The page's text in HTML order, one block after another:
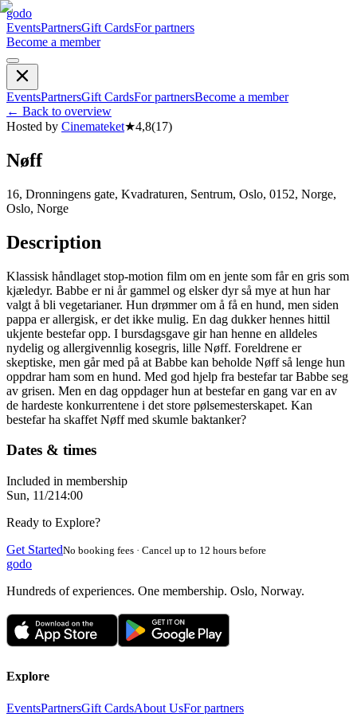
godo
EventsPartnersGift CardsFor partners
Become a member
EventsPartnersGift CardsFor partnersBecome a member
← Back to overview
Hosted by Cinemateket★4,8(17)
Nøff
16, Dronningens gate, Kvadraturen, Sentrum, Oslo, 0152, Norge,
Oslo, Norge
Description
Klassisk håndlaget stop-motion film om en jente som får en gris som
kjæledyr. Babbe er ni år gammel og elsker dyr så mye at hun har
valgt å bli vegetarianer. Hun drømmer om å få en hund, men siden
pappa er allergisk, er det ikke mulig. En dag dukker hennes hittil
ukjente bestefar opp. I bursdagsgave gir han henne en alldeles
nydelig og allergivennlig kosegris, lille Nøff. Foreldrene er
skeptiske, men går med på at Babbe kan beholde Nøff så lenge hun
oppdrar ham som en hund. Med god hjelp fra bestefar tar Babbe seg
av grisen. Men en dag oppdager hun at bestefar en gang var en av
de hardeste konkurrentene i det store pølsemesterskapet. Kan
bestefar ha skaffet Nøff med skumle baktanker?
Dates & times
Included in membership
Sun, 11/214:00
Ready to Explore?
Get StartedNo booking fees · Cancel up to 12 hours before
godo
Hundreds of experiences. One membership. Oslo, Norway.
Explore
EventsPartnersGift CardsAbout UsFor partners